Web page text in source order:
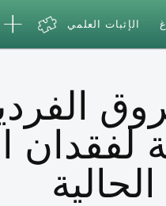
الإثبات العلمي
لفقدان
الحالية